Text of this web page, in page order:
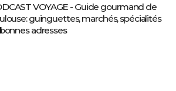
VOYAGE - Guide gourmand de
guinguettes, marchés, spécialités
adresses